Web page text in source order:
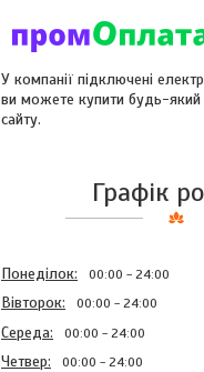
У компанії підключені
ви можете купити будь-
сайту.
Графік
Понеділок 00:00 24:00
Вівторок 00:00 24:00
Середа 00:00 24:00
Четвер 00:00 24:00